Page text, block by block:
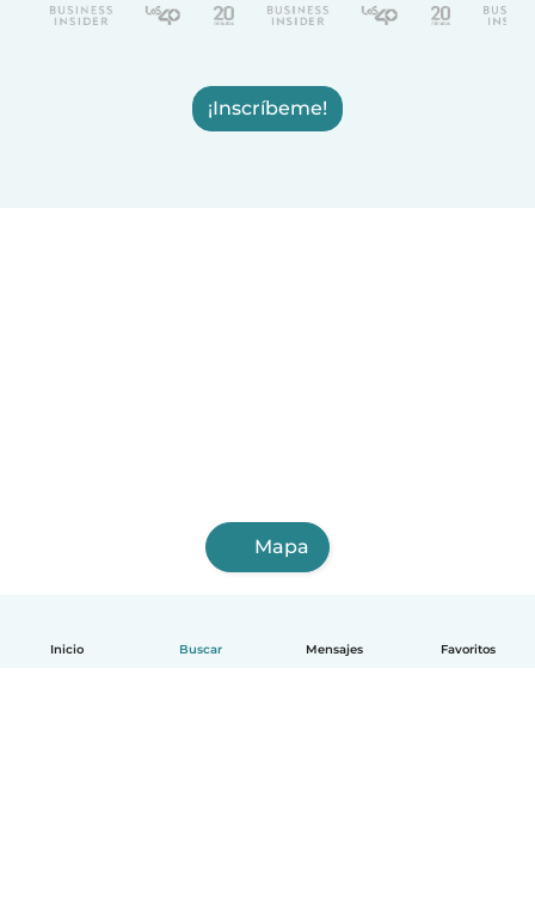
Inicio Buscar Mensajes Favoritos
¡Inscríbeme!
Mapa